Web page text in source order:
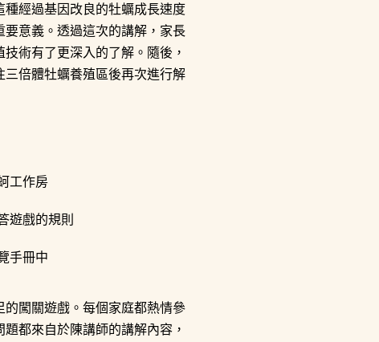
經過基因改良的牡蠣成長速度
意義。透過這次的講解，家長
術有了更深入的了解。隨後，
倍體牡蠣養殖區後再次進行解
闖關遊戲。每個家庭都熱情參
都來自於陳講師的講解內容，